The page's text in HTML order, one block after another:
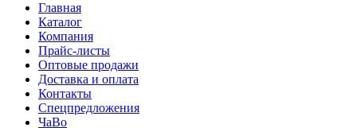
Главная
Каталог
Компания
Прайс-листы
Оптовые продажи
Доставка и оплата
Контакты
Спецпредложения
ЧаВо